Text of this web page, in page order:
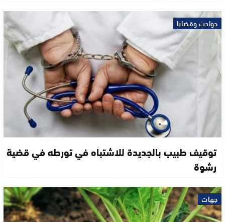
حوادث وقضايا
توقيف طبيب بالجديدة للاشتباه في تورطه في قضية
رشوة
جهات